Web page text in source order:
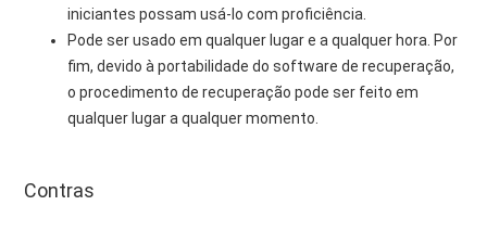
iniciantes possam usá-lo com proficiência.
Pode ser usado em qualquer lugar e a qualquer hora. Por
fim, devido à portabilidade do software de recuperação,
o procedimento de recuperação pode ser feito em
qualquer lugar a qualquer momento.
Contras